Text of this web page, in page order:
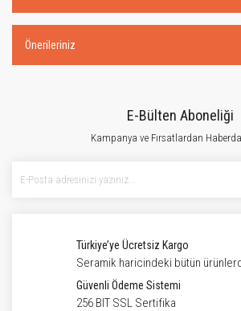
Önerileriniz
E-Bülten Aboneliği
Kampanya ve Fırsatlardan
Türkiye’ye Ücretsiz Kargo
Seramik haricindeki bütün
Güvenli Ödeme Sistemi
256 BIT SSL Sertifika